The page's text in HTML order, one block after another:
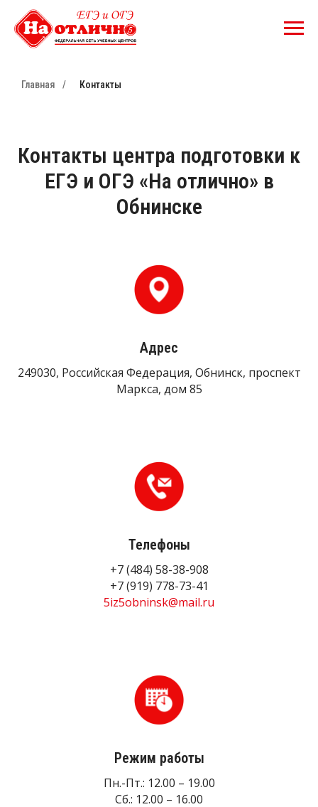
Главная / Контакты
Контакты центра подготовки к
ЕГЭ и ОГЭ «На отлично» в
Обнинске
Адрес
249030, Российская Федерация, Обнинск, проспект
Маркса, дом 85
Телефоны
+7 (484) 58-38-908
+7 (919) 778-73-41
5iz5obninsk@mail.ru
Режим работы
Пн.-Пт.: 12.00 – 19.00
Сб.: 12.00 – 16.00